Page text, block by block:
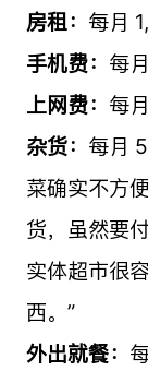
房租： 每月
手机费： 每
上网费： 每
杂货： 每月
菜确实不方
货，虽然要
实体超市很
西。”
外出就餐：